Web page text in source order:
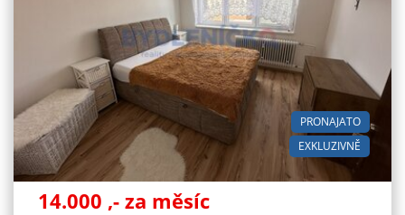
VYHLEDAT
EXKLUZIVNĚ
PRONAJATO
14.000 ,- za měsíc